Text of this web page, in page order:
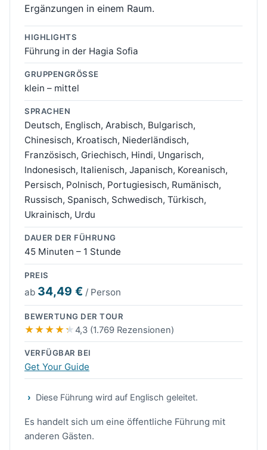
Ergänzungen in einem Raum.
HIGHLIGHTS
Führung in der Hagia Sofia
GRUPPENGRÖSSE
klein – mittel
SPRACHEN
Deutsch, Englisch, Arabisch, Bulgarisch,
Chinesisch, Kroatisch, Niederländisch,
Französisch, Griechisch, Hindi, Ungarisch,
Indonesisch, Italienisch, Japanisch, Koreanisch,
Persisch, Polnisch, Portugiesisch, Rumänisch,
Russisch, Spanisch, Schwedisch, Türkisch,
Ukrainisch, Urdu
DAUER DER FÜHRUNG
45 Minuten – 1 Stunde
PREIS
ab 34,49 € / Person
BEWERTUNG DER TOUR
4,3 (1.769 Rezensionen)
VERFÜGBAR BEI
Get Your Guide
Diese Führung wird auf Englisch geleitet.
Es handelt sich um eine öffentliche Führung mit
anderen Gästen.